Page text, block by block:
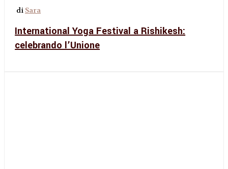
di Sara
International Yoga Festival a Rishikesh:
celebrando l’Unione